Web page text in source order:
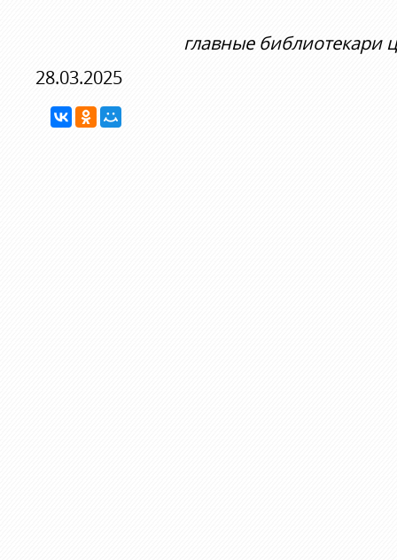
главные библиотекари
28.03.2025